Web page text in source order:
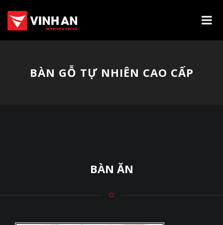
BÀN GỖ TỰ NHIÊN CAO CẤP
BÀN ĂN